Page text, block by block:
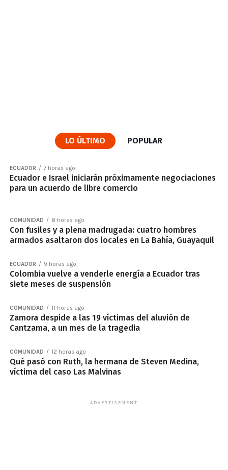
LO ÚLTIMO POPULAR
ECUADOR 7 horas ago
Ecuador e Israel iniciarán próximamente negociaciones
para un acuerdo de libre comercio
COMUNIDAD 8 horas ago
Con fusiles y a plena madrugada: cuatro hombres
armados asaltaron dos locales en La Bahía, Guayaquil
ECUADOR 9 horas ago
Colombia vuelve a venderle energía a Ecuador tras
siete meses de suspensión
COMUNIDAD 11 horas ago
Zamora despide a las 19 víctimas del aluvión de
Cantzama, a un mes de la tragedia
COMUNIDAD 12 horas ago
Qué pasó con Ruth, la hermana de Steven Medina,
víctima del caso Las Malvinas
ADVERTISEMENT